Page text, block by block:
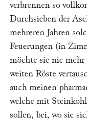
verbrennen so
Durchsieben der
mehreren Jahren
Feuerungen (in
möchte sie nie
weiten Röste
auch meinen
welche mit
sollen, bei, wo sie